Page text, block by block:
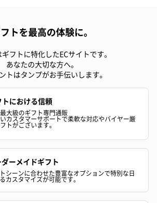
トを最高の体験に。
フトに特化したECサイトです。
あなたの大切な方へ。
トはタンプがお手伝いします。
トにおける信頼
大級のギフト専門通販
カスタマーサポートで柔軟な対応やバイヤー厳
トがございます。
ーメイドギフト
シーンに合わせた豊富なオプションで特別な日
カスタマイズが可能です。